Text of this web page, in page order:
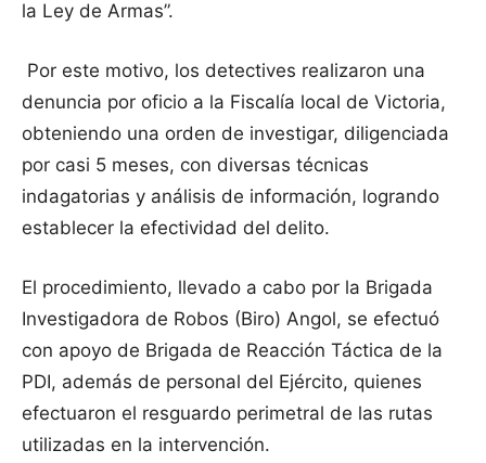
la Ley de Armas”.
Por este motivo, los detectives realizaron una
denuncia por oficio a la Fiscalía local de Victoria,
obteniendo una orden de investigar, diligenciada
por casi 5 meses, con diversas técnicas
indagatorias y análisis de información, logrando
establecer la efectividad del delito.
El procedimiento, llevado a cabo por la Brigada
Investigadora de Robos (Biro) Angol, se efectuó
con apoyo de Brigada de Reacción Táctica de la
PDI, además de personal del Ejército, quienes
efectuaron el resguardo perimetral de las rutas
utilizadas en la intervención.